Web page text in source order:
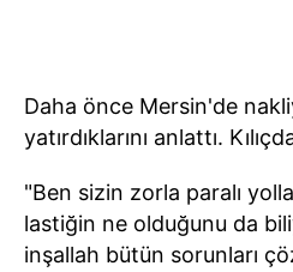
Daha önce Mersin'de
yatırdıklarını anlattı.
"Ben sizin zorla paralı
lastiğin ne olduğunu da
inşallah bütün sorunları